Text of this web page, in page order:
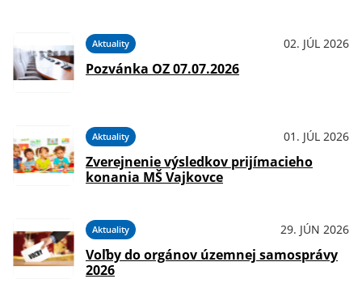
Aktuality 02. JÚL 2026
Pozvánka OZ 07.07.2026
Aktuality 01. JÚL 2026
Zverejnenie výsledkov prijímacieho
konania MŠ Vajkovce
Aktuality 29. JÚN 2026
Voľby do orgánov územnej samosprávy
2026